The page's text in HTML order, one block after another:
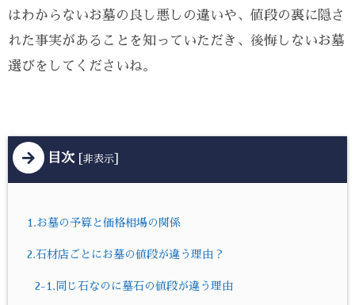
はわからないお墓の良し悪しの違いや、値段の裏に隠さ
れた事実があることを知っていただき、後悔しないお墓
選びをしてくださいね。
目次 非表示
1.お墓の予算と価格相場の関係
2.石材店ごとにお墓の値段が違う理由？
2-1.同じ石なのに墓石の値段が違う理由